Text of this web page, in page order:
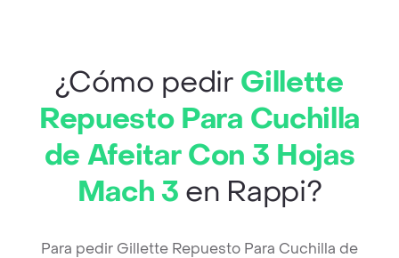
¿Cómo pedir Gillette
Repuesto Para Cuchilla
de Afeitar Con 3 Hojas
Mach 3 en Rappi?
Para pedir Gillette Repuesto Para Cuchilla de